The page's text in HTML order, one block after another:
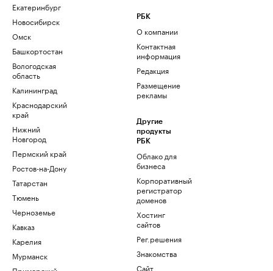
Екатеринбург
Новосибирск
Омск
Башкортостан
Вологодская
область
Калининград
Краснодарский
край
Нижний
Новгород
Пермский край
Ростов-на-Дону
Татарстан
Тюмень
Черноземье
Кавказ
Карелия
Мурманск
РБК
О компании
Контактная
информация
Редакция
Размещение
рекламы
Другие
продукты
РБК
Облако для
бизнеса
Корпоративный
регистратор
доменов
Хостинг
сайтов
Рег.решения
Знакомства
Сайт